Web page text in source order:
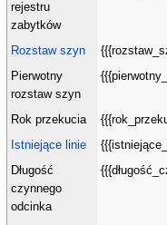
rejestru
zabytków
Rozstaw szyn
Pierwotny
rozstaw szyn
Rok przekucia
Istniejące linie
Długość
czynnego
odcinka